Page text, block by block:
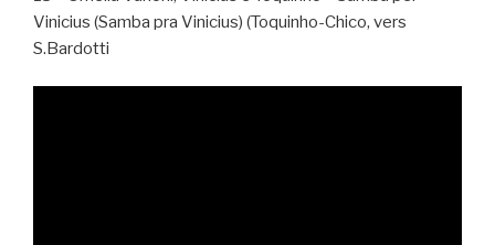
Vinicius (Samba pra Vinicius) (Toquinho-Chico, vers
S.Bardotti